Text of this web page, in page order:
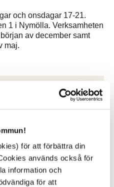
för att förbättra din
används också för
information och
för att
och onsdagar 17-21.
1 i Nymölla. Verksamheten
av december samt
maj.